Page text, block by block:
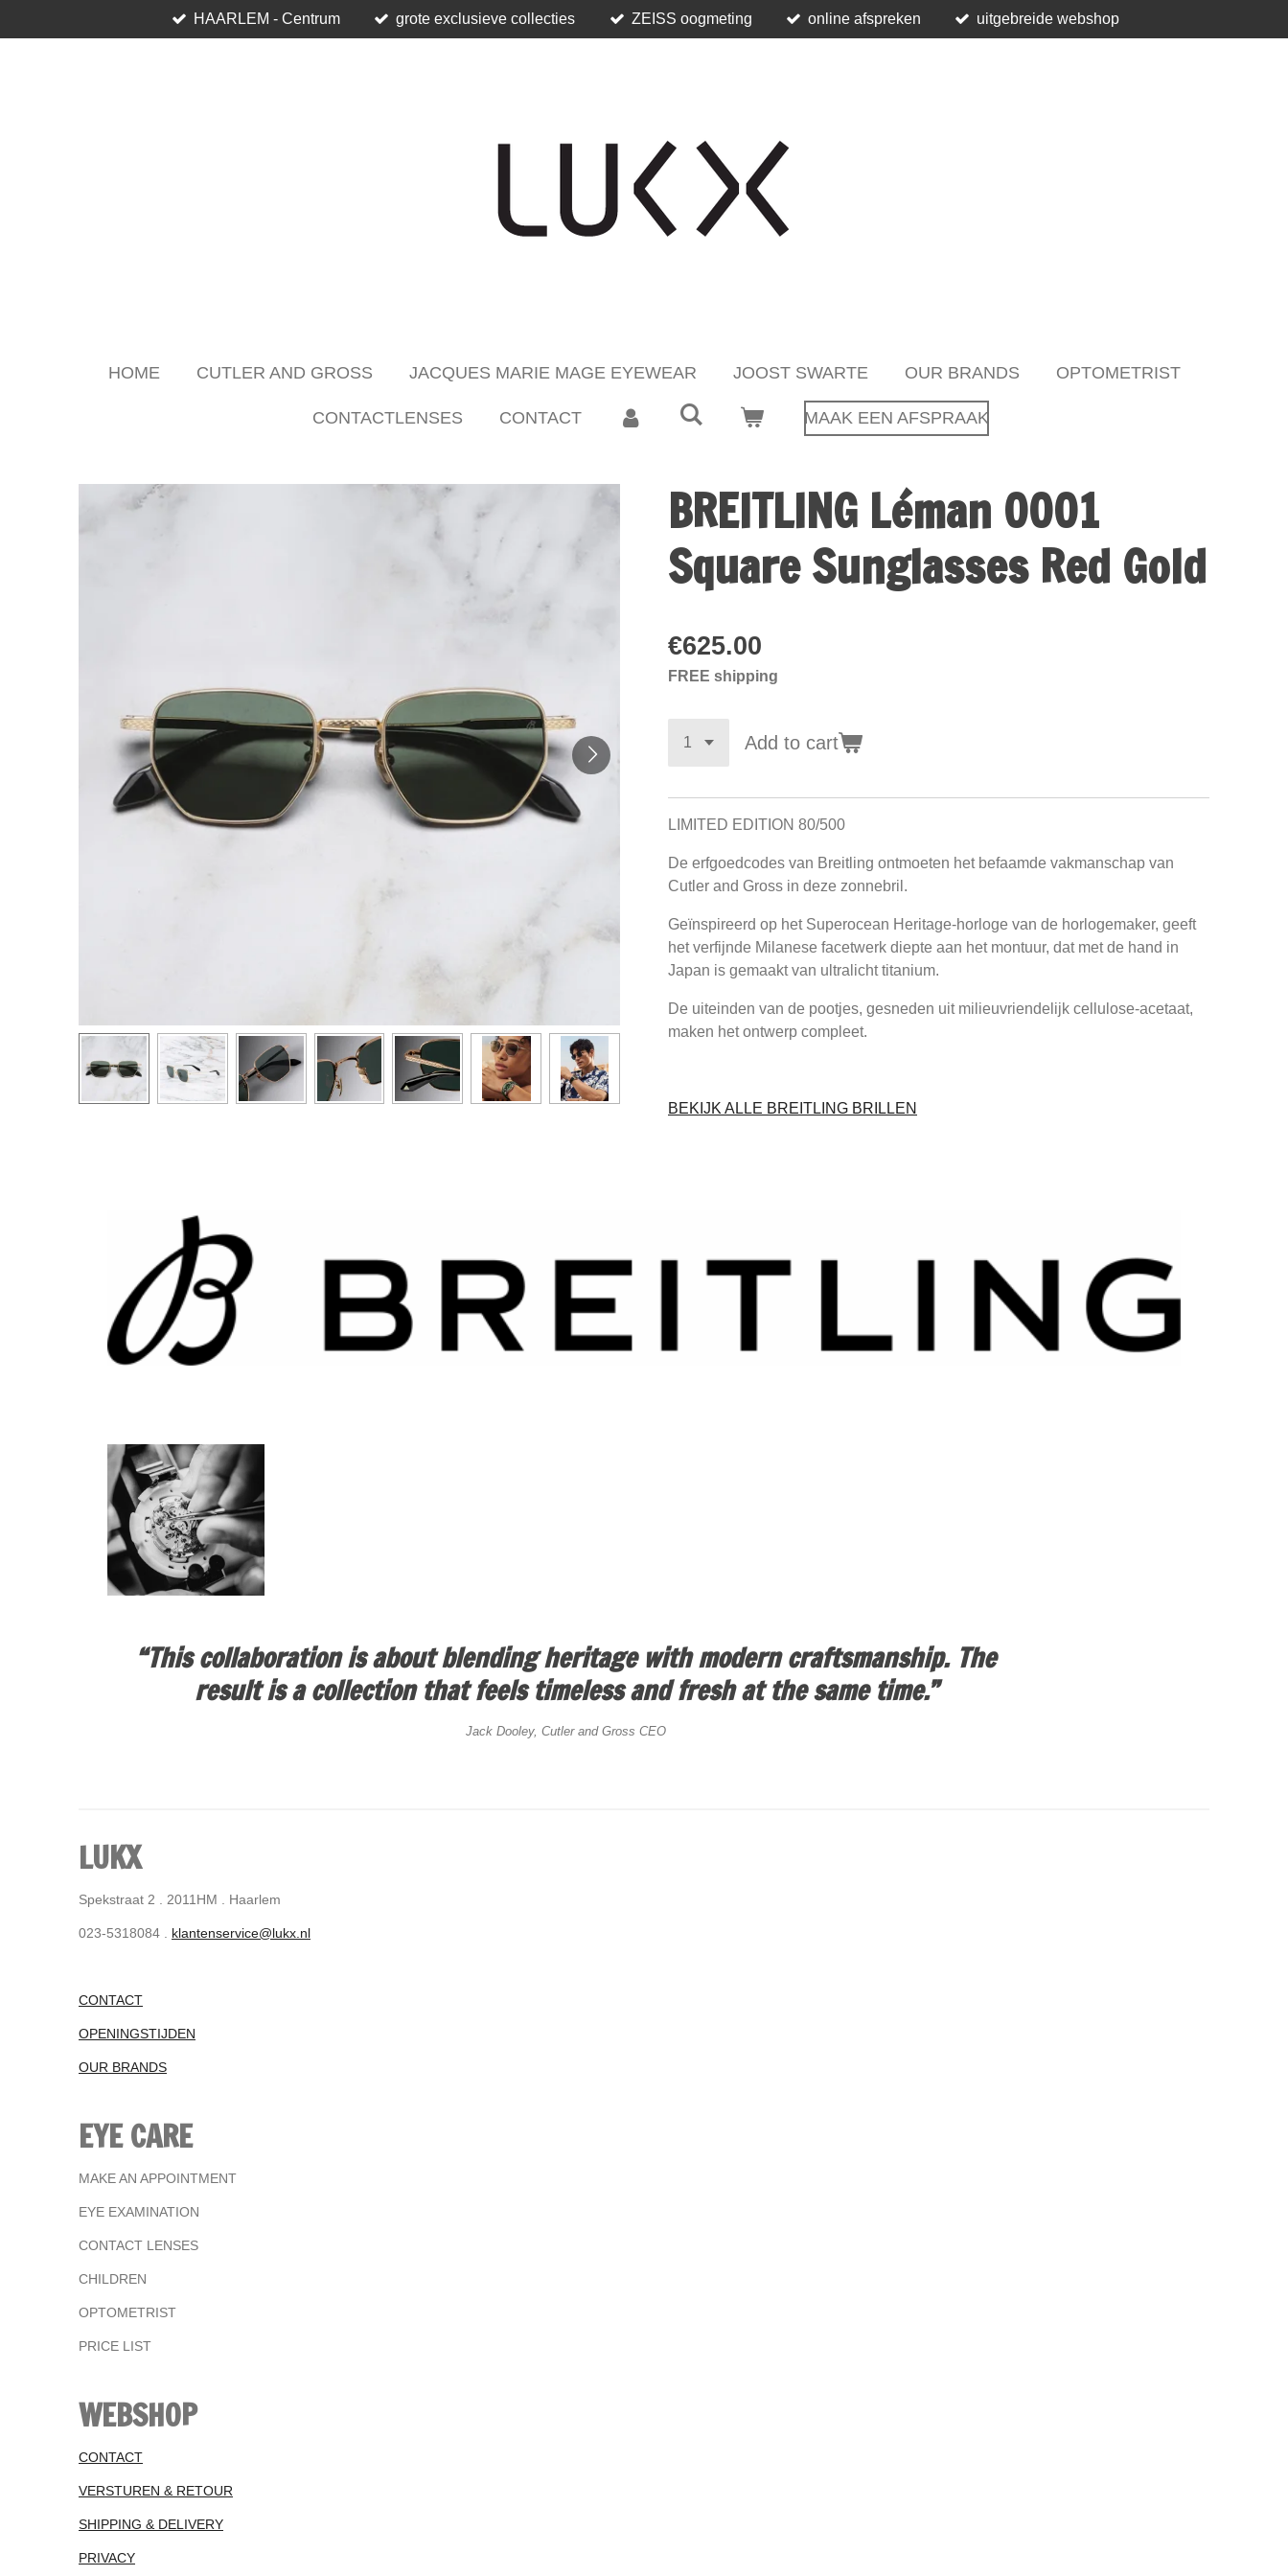
to
HAARLEM - Centrum grote exclusieve collecties ZEISS oogmeting online afspreken uitgebreide webshop
HOME CUTLER AND GROSS JACQUES MARIE MAGE EYEWEAR JOOST SWARTE OUR BRANDS OPTOMETRIST
CONTACTLENSES CONTACT MAAK EEN AFSPRAAK
BREITLING Léman 0001
Square Sunglasses Red Gold
€625.00
FREE shipping
Add to cart
LIMITED EDITION 80/500
De erfgoedcodes van Breitling ontmoeten het befaamde vakmanschap van
Cutler and Gross in deze zonnebril.
Geïnspireerd op het Superocean Heritage-horloge van de horlogemaker, geeft
het verfijnde Milanese facetwerk diepte aan het montuur, dat met de hand in
Japan is gemaakt van ultralicht titanium.
De uiteinden van de pootjes, gesneden uit milieuvriendelijk cellulose-acetaat,
maken het ontwerp compleet.
BEKIJK ALLE BREITLING BRILLEN
“This collaboration is about blending heritage with modern craftsmanship. The
result is a collection that feels timeless and fresh at the same time.”
Jack Dooley, Cutler and Gross CEO
LUKX
Spekstraat 2 . 2011HM . Haarlem
023-5318084 . klantenservice@lukx.nl
CONTACT
OPENINGSTIJDEN
OUR BRANDS
EYE CARE
MAKE AN APPOINTMENT
EYE EXAMINATION
CONTACT LENSES
CHILDREN
OPTOMETRIST
PRICE LIST
WEBSHOP
CONTACT
VERSTUREN & RETOUR
SHIPPING & DELIVERY
PRIVACY